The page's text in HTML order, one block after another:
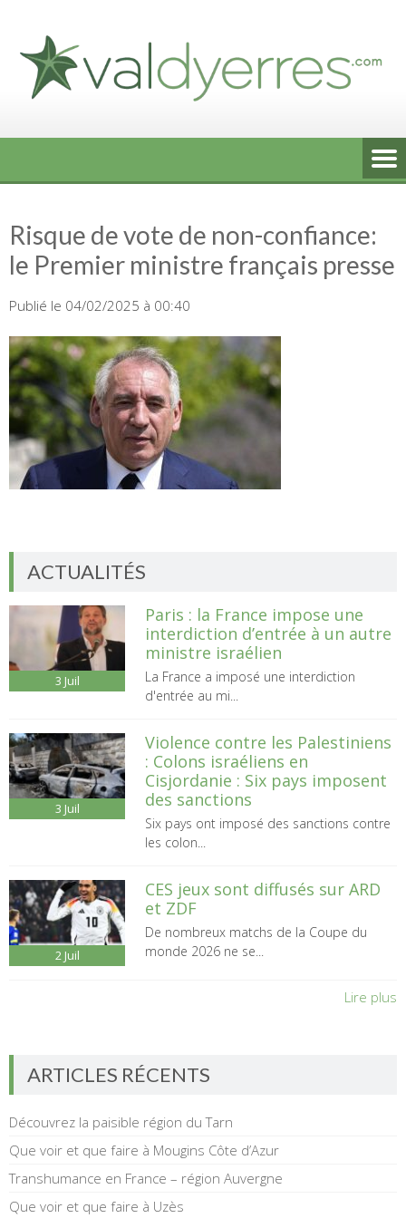
content
Risque de vote de non-confiance:
le Premier ministre français presse
Publié le 04/02/2025 à 00:40
ACTUALITÉS
3 Juil
Paris : la France impose une
interdiction d’entrée à un autre
ministre israélien
La France a imposé une interdiction
d'entrée au mi...
3 Juil
Violence contre les Palestiniens
: Colons israéliens en
Cisjordanie : Six pays imposent
des sanctions
Six pays ont imposé des sanctions contre
les colon...
2 Juil
CES jeux sont diffusés sur ARD
et ZDF
De nombreux matchs de la Coupe du
monde 2026 ne se...
Lire plus
ARTICLES RÉCENTS
Découvrez la paisible région du Tarn
Que voir et que faire à Mougins Côte d’Azur
Transhumance en France – région Auvergne
Que voir et que faire à Uzès